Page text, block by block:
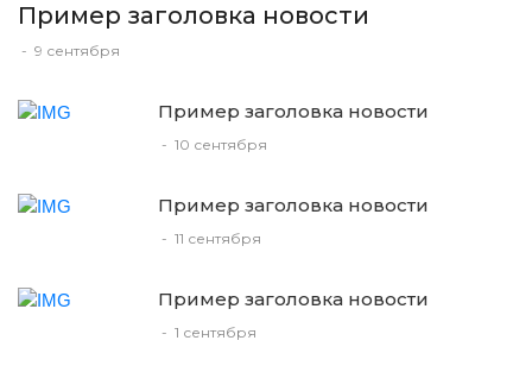
Пример заголовка новости
- 9 сентября
Пример заголовка новости
- 10 сентября
Пример заголовка новости
- 11 сентября
Пример заголовка новости
- 1 сентября